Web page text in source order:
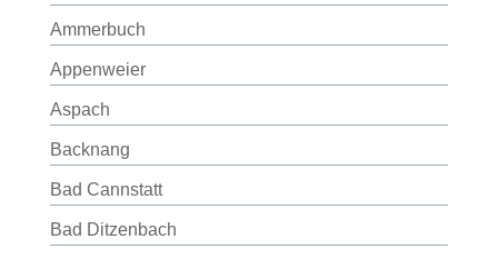
Ammerbuch
Appenweier
Aspach
Backnang
Bad Cannstatt
Bad Ditzenbach